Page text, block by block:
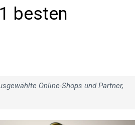
besten
Online-Shops und Partner,